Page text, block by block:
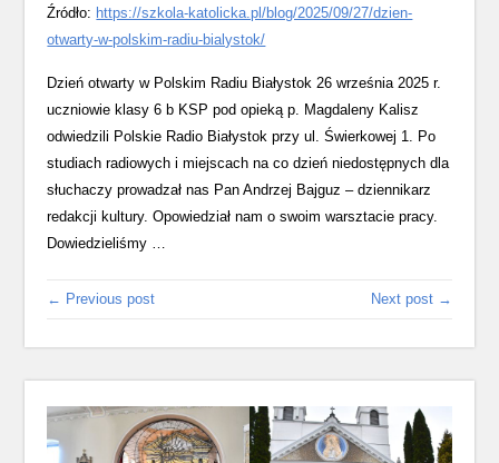
Źródło: https://szkola-katolicka.pl/blog/2025/09/27/dzien-
otwarty-w-polskim-radiu-bialystok/
Dzień otwarty w Polskim Radiu Białystok 26 września 2025 r.
uczniowie klasy 6 b KSP pod opieką p. Magdaleny Kalisz
odwiedzili Polskie Radio Białystok przy ul. Świerkowej 1. Po
studiach radiowych i miejscach na co dzień niedostępnych dla
słuchaczy prowadzał nas Pan Andrzej Bajguz – dziennikarz
redakcji kultury. Opowiedział nam o swoim warsztacie pracy.
Dowiedzieliśmy …
← Previous post Next post →